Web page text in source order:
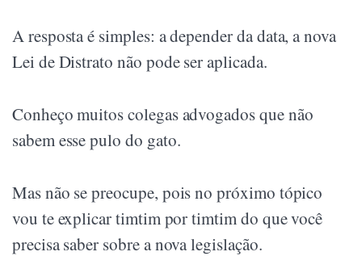
A resposta é simples: a depender da data, a nova
Lei de Distrato não pode ser aplicada.
Conheço muitos colegas advogados que não
sabem esse pulo do gato.
Mas não se preocupe, pois no próximo tópico
vou te explicar timtim por timtim do que você
precisa saber sobre a nova legislação.